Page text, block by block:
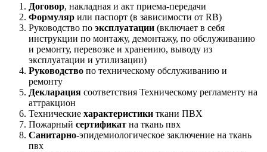
Договор, накладная и акт приема-передачи
Формуляр или паспорт (в зависимости от RB)
Руководство по эксплуатации (включает в себя
инструкции по монтажу, демонтажу, по обслуживанию
и ремонту, перевозке и хранению, выводу из
эксплуатации и утилизации)
Руководство по техническому обслуживанию и
ремонту
Декларация соответствия Техническому регламенту на
аттракцион
Технические характеристики ткани ПВХ
Пожарный сертификат на ткань пвх
Санитарно-эпидемиологическое заключение на ткань
пвх